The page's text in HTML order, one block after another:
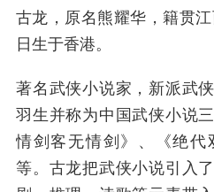
古龙，原名熊耀华，籍贯
日生于香港。
著名武侠小说家，新派武
羽生并称为中国武侠小说
情剑客无情剑》、《绝代
等。古龙把武侠小说引入